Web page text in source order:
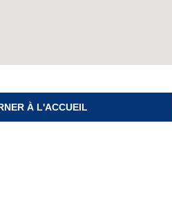
À L'ACCUEIL